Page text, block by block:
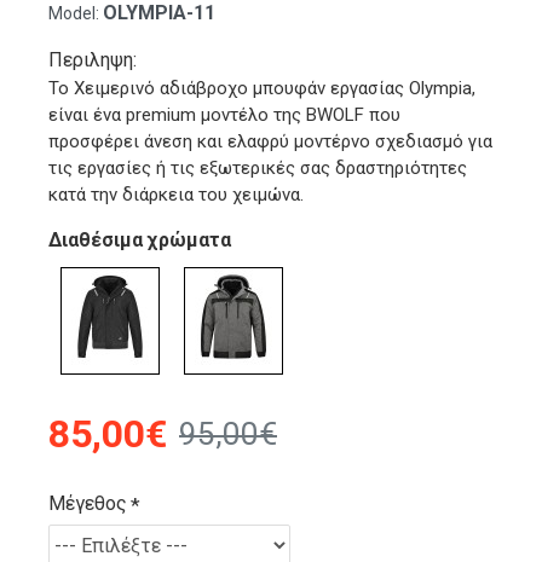
Model: OLYMPIA-11
Περιληψη:
Το Χειμερινό αδιάβροχο μπουφάν εργασίας Olympia,
είναι ένα premium μοντέλο της BWOLF που
προσφέρει άνεση και ελαφρύ μοντέρνο σχεδιασμό για
τις εργασίες ή τις εξωτερικές σας δραστηριότητες
κατά την διάρκεια του χειμώνα.
85,00€ 95,00€
Διαθέσιμα χρώματα
Μέγεθος